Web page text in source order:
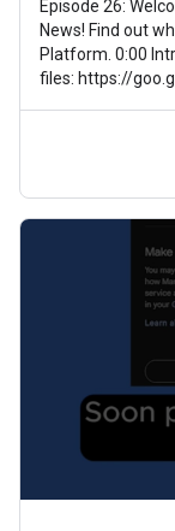
Episode 26:
News! Find out
Platform. 0:00
files: https://